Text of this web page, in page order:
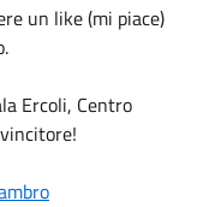
un like (mi piace)
Ercoli, Centro